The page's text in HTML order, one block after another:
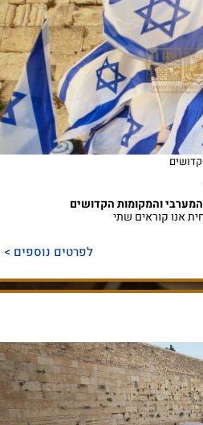
והמקומות הקדושים
אנו קוראים שתי
לפרטים נוספים >